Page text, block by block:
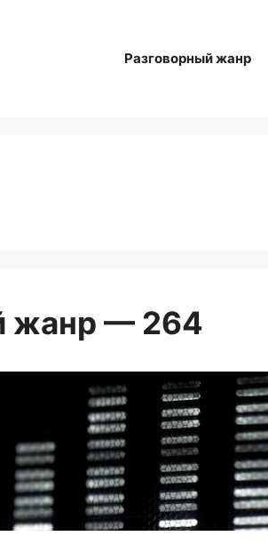
Разговорный жанр
жанр — 264